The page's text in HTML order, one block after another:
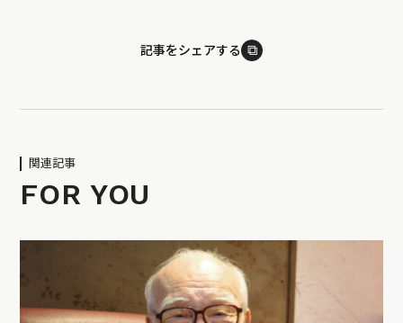
記事をシェアする ⧉
関連記事
FOR YOU